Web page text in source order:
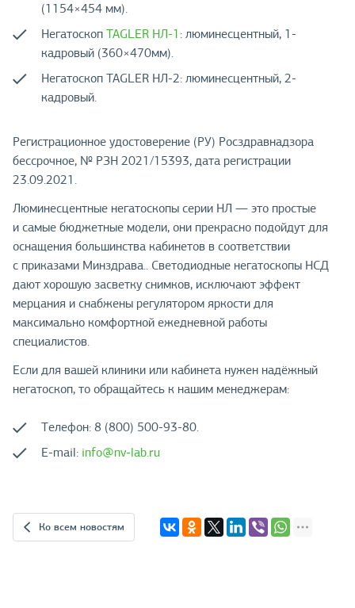
(1154×454 мм).
Негатоскоп TAGLER НЛ-1 : люминесцентный, 1-
кадровый (360×470мм).
Негатоскоп TAGLER НЛ-2: люминесцентный, 2-
кадровый.
Регистрационное удостоверение (РУ) Росздравнадзора
бессрочное, № РЗН 2021/15393, дата регистрации
23.09.2021.
Люминесцентные негатоскопы серии НЛ — это простые
и самые бюджетные модели, они прекрасно подойдут для
оснащения большинства кабинетов в соответствии
с приказами Минздрава.. Светодиодные негатоскопы НСД
дают хорошую засветку снимков, исключают эффект
мерцания и снабжены регулятором яркости для
максимально комфортной ежедневной работы
специалистов.
Если для вашей клиники или кабинета нужен надёжный
негатоскоп, то обращайтесь к нашим менеджерам:
Телефон: 8 (800) 500-93-80.
E-mail: info@nv-lab.ru
Ко всем новостям